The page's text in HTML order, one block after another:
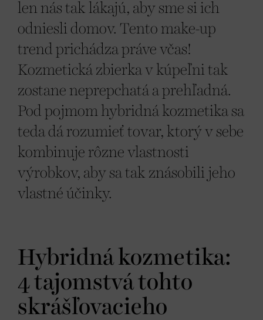
len nás tak lákajú, aby sme si ich
odniesli domov. Tento make-up
trend prichádza práve včas!
Kozmetická zbierka v kúpeľni tak
zostane neprepchatá a prehľadná.
Pod pojmom hybridná kozmetika sa
teda dá rozumieť tovar, ktorý v sebe
kombinuje rôzne vlastnosti
výrobkov, aby sa tak znásobili jeho
vlastné účinky.
Hybridná kozmetika:
4 tajomstvá tohto
skrášľovacieho